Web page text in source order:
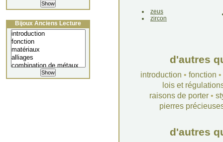
zeus
zircon
d'autres
introduction • fonction •
lois et
raisons de porter•
pierres
d'autres
Bijoux Anciens Lecture